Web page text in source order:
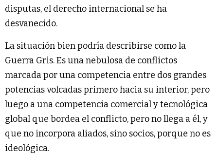
disputas, el derecho internacional se ha
desvanecido.
La situación bien podría describirse como la
Guerra Gris. Es una nebulosa de conflictos
marcada por una competencia entre dos grandes
potencias volcadas primero hacia su interior, pero
luego a una competencia comercial y tecnológica
global que bordea el conflicto, pero no llega a él, y
que no incorpora aliados, sino socios, porque no es
ideológica.